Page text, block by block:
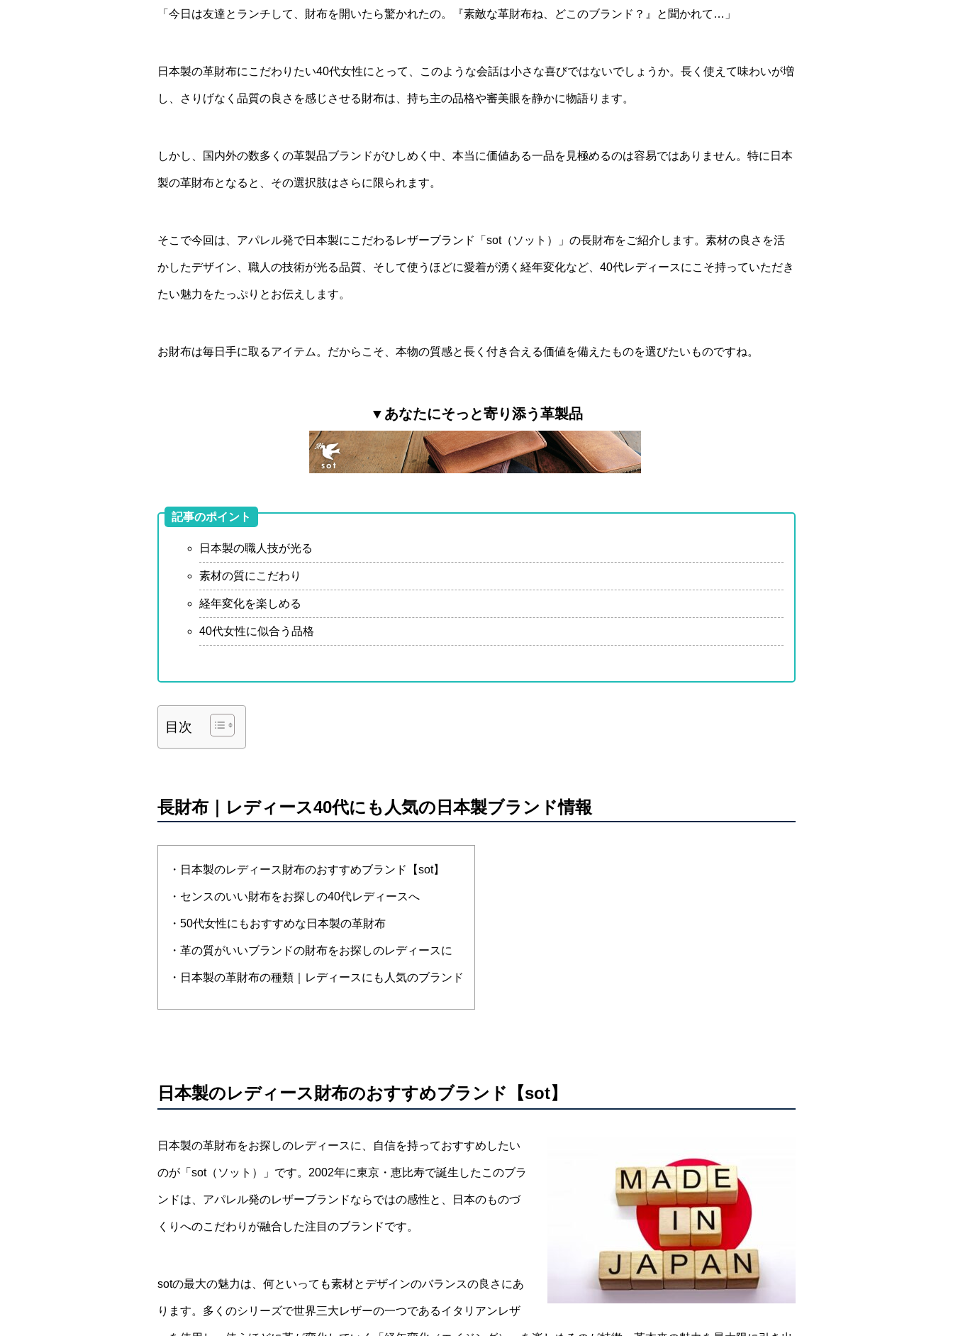
「今日は友達とランチして、財布を開いたら驚かれたの。『素敵な革財布ね、どこのブランド？』と聞かれて…」
日本製の革財布にこだわりたい40代女性にとって、このような会話は小さな喜びではないでしょうか。長く使えて味わいが増
し、さりげなく品質の良さを感じさせる財布は、持ち主の品格や審美眼を静かに物語ります。
しかし、国内外の数多くの革製品ブランドがひしめく中、本当に価値ある一品を見極めるのは容易ではありません。特に日本
製の革財布となると、その選択肢はさらに限られます。
そこで今回は、アパレル発で日本製にこだわるレザーブランド「sot（ソット）」の長財布をご紹介します。素材の良さを活
かしたデザイン、職人の技術が光る品質、そして使うほどに愛着が湧く経年変化など、40代レディースにこそ持っていただき
たい魅力をたっぷりとお伝えします。
お財布は毎日手に取るアイテム。だからこそ、本物の質感と長く付き合える価値を備えたものを選びたいものですね。
▼あなたにそっと寄り添う革製品
記事のポイント
日本製の職人技が光る
素材の質にこだわり
経年変化を楽しめる
40代女性に似合う品格
目次
長財布｜レディース40代にも人気の日本製ブランド情報
・日本製のレディース財布のおすすめブランド【sot】
・センスのいい財布をお探しの40代レディースへ
・50代女性にもおすすめな日本製の革財布
・革の質がいいブランドの財布をお探しのレディースに
・日本製の革財布の種類｜レディースにも人気のブランド
日本製のレディース財布のおすすめブランド【sot】
日本製の革財布をお探しのレディースに、自信を持っておすすめしたい
のが「sot（ソット）」です。2002年に東京・恵比寿で誕生したこのブラ
ンドは、アパレル発のレザーブランドならではの感性と、日本のものづ
くりへのこだわりが融合した注目のブランドです。
sotの最大の魅力は、何といっても素材とデザインのバランスの良さにあ
ります。多くのシリーズで世界三大レザーの一つであるイタリアンレザ